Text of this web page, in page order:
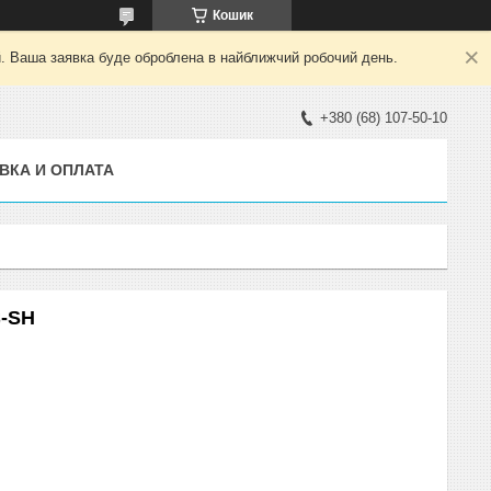
Кошик
Ваша заявка буде оброблена в найближчий робочий день.
+380 (68) 107-50-10
И ОПЛАТА
SH